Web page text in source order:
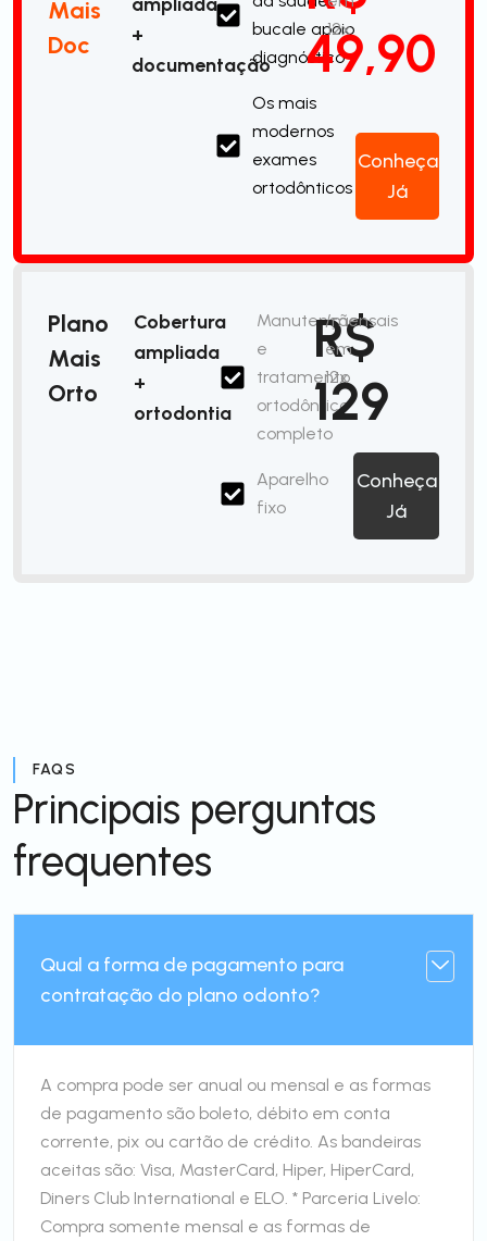
Mais
Doc
+
documentação
bucale apoio
diagnóstico
Os mais
modernos
exames
ortodônticos
49,90
12x
Conheça
Já
Plano
Mais
Orto
Cobertura
ampliada
+
ortodontia
Manutenção
e
tratamento
ortodôntico
completo
Aparelho
fixo
R$
129
/mensais
em
12x
Conheça
Já
FAQS
Principais perguntas
frequentes
Qual a forma de pagamento para
contratação do plano odonto?
A compra pode ser anual ou mensal e as formas
de pagamento são boleto, débito em conta
corrente, pix ou cartão de crédito. As bandeiras
aceitas são: Visa, MasterCard, Hiper, HiperCard,
Diners Club International e ELO. * Parceria Livelo:
Compra somente mensal e as formas de